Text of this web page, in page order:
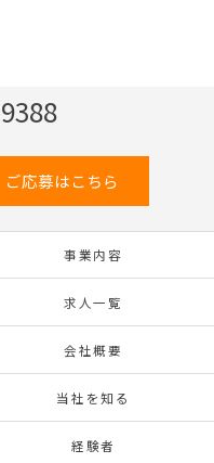
ご応募はこちら
事業内容
求人一覧
会社概要
当社を知る
経験者